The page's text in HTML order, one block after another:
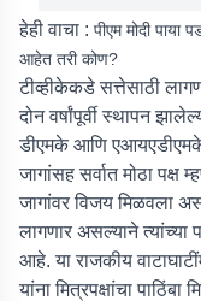
हेही वाचा : पीएम मोदी
आहेत तरी कोण?
टीव्हीकेकडे सत्तेसाठी
दोन वर्षांपूर्वी स्थापन
डीएमके आणि एआयएडीएमके
जागांसह सर्वात मोठा
जागांवर विजय मिळवला
लागणार असल्याने
आहे. या राजकीय
यांना मित्रपक्षांचा